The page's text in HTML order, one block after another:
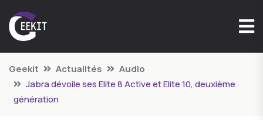
Geekit Actualités
Audio
Jabra dévoile ses Elite 8 Active et Elite 10, deuxième
génération